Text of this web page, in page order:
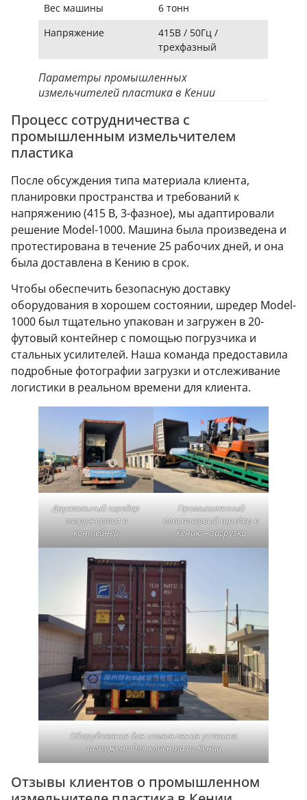
Вес машины
6 тонн
Напряжение
415В / 50Гц /
трехфазный
Параметры промышленных
измельчителей пластика в Кении
Процесс сотрудничества с
промышленным измельчителем
пластика
После обсуждения типа материала клиента,
планировки пространства и требований к
напряжению (415 В, 3-фазное), мы адаптировали
решение Model-1000. Машина была произведена и
протестирована в течение 25 рабочих дней, и она
была доставлена в Кению в срок.
Чтобы обеспечить безопасную доставку
оборудования в хорошем состоянии, шредер Model-
1000 был тщательно упакован и загружен в 20-
футовый контейнер с помощью погрузчика и
стальных усилителей. Наша команда предоставила
подробные фотографии загрузки и отслеживание
логистики в реальном времени для клиента.
Двухвальный шредер
загружается в
контейнер
Промышленный
пластиковый шредер в
Кению – загрузка
Оборудование для измельчения успешно
загружено для клиента из Кении
Отзывы клиентов о промышленном